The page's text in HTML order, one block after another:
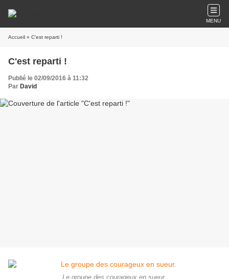
MENU
Accueil » C'est reparti !
C'est reparti !
Publié le 02/09/2016 à 11:32
Par David
Le groupe des courageux en sueur.